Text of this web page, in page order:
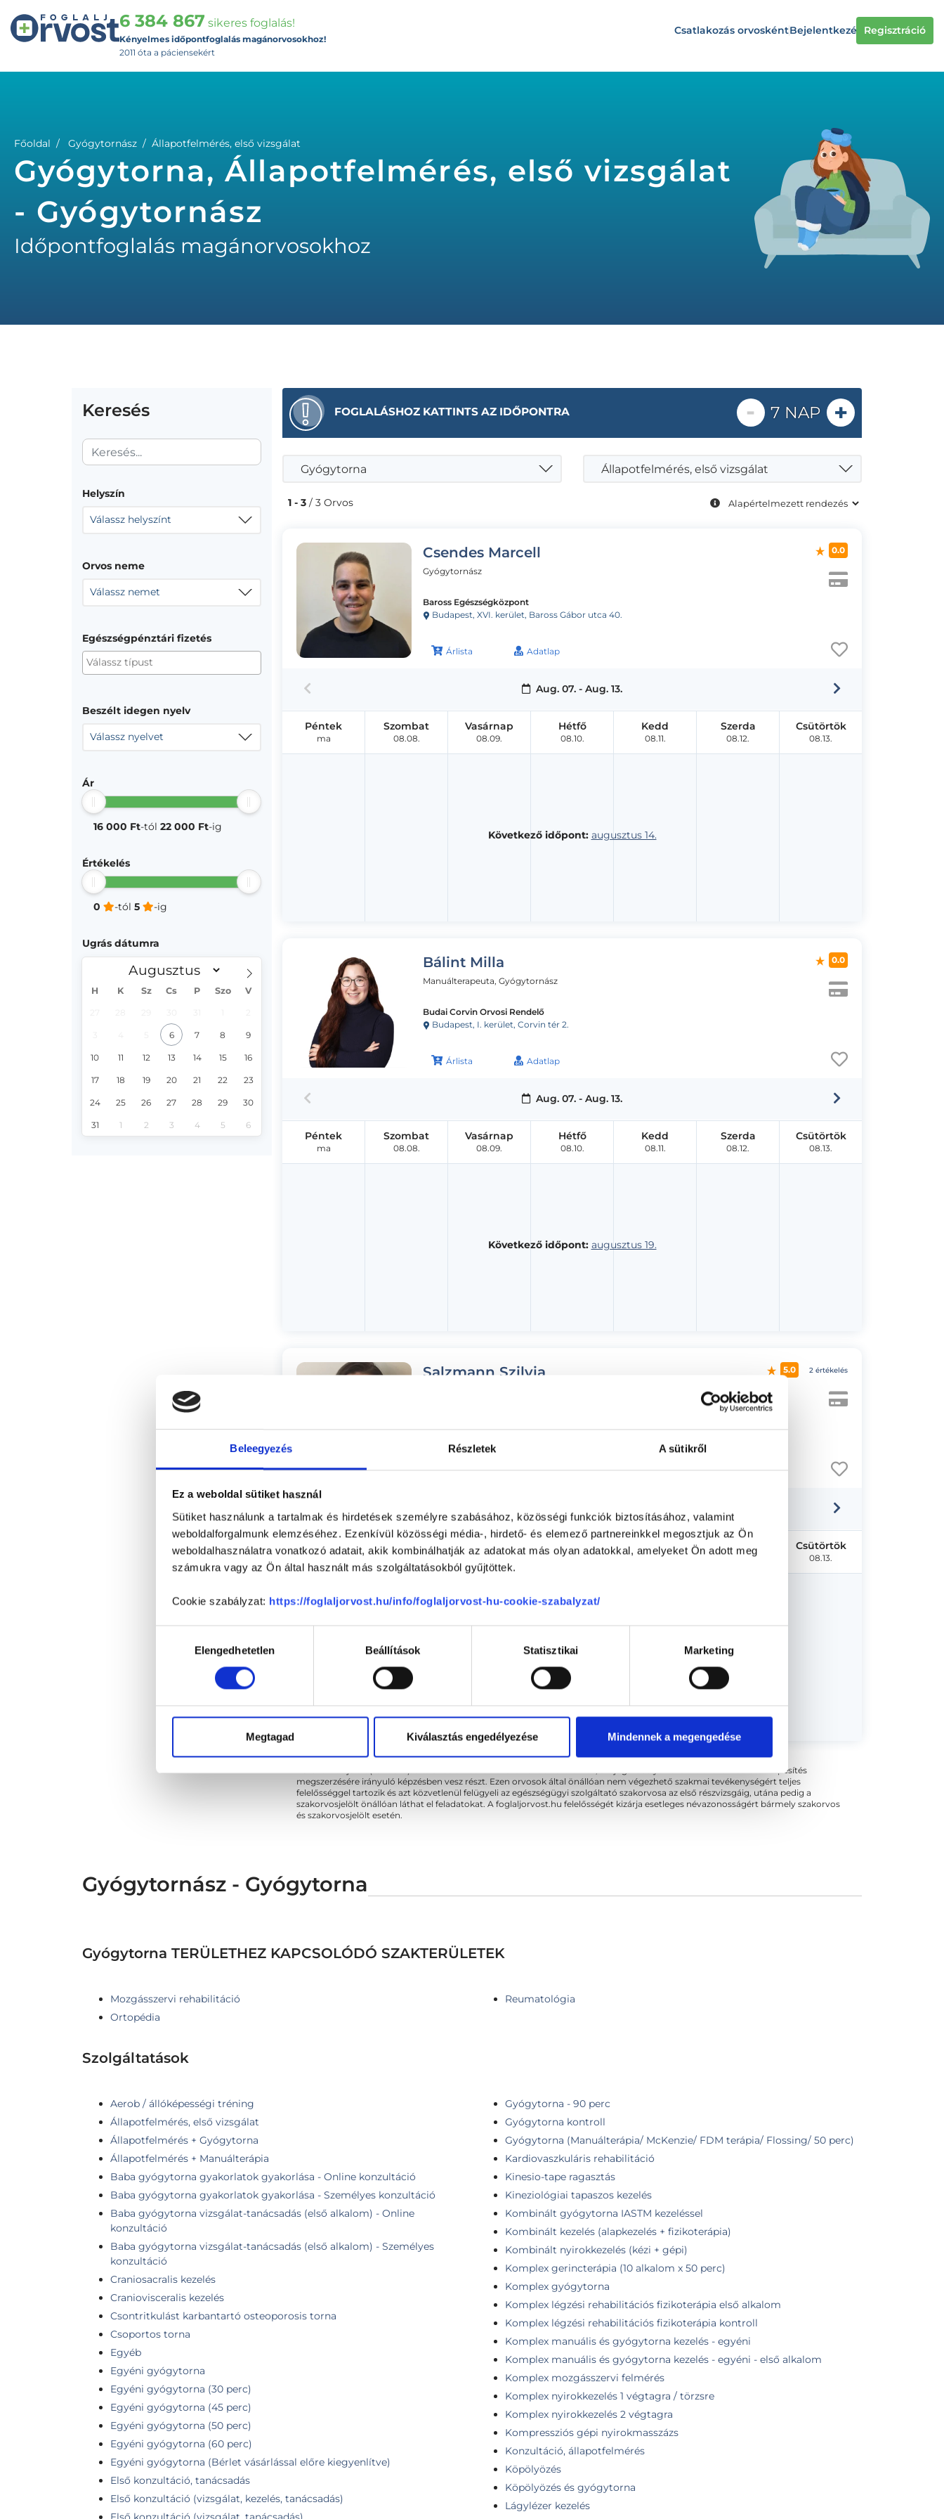
Beleegyezés Részletek A sütikről
Ez a weboldal sütiket használ
Sütiket használunk a tartalmak és hirdetések személyre szabásához, közösségi funkciók biztosításához, valamint
weboldalforgalmunk elemzéséhez. Ezenkívül közösségi média-, hirdető- és elemező partnereinkkel megosztjuk az Ön
weboldalhasználatra vonatkozó adatait, akik kombinálhatják az adatokat más olyan adatokkal, amelyeket Ön adott meg
számukra vagy az Ön által használt más szolgáltatásokból gyűjtöttek.
Cookie szabályzat: https://foglaljorvost.hu/info/foglaljorvost-hu-cookie-szabalyzat/
kiválasztásaElengedhetetlen Beállítások Statisztikai Marketing
Megtagad Kiválasztás engedélyezése Mindennek a megengedése
6 384 867 sikeres foglalás!
Kényelmes időpontfoglalás magánorvosokhoz!
2011 óta a páciensekért
Csatlakozás orvoskéntBejelentkezés Regisztráció
Főoldal Gyógytornász Állapotfelmérés, első vizsgálat
Gyógytorna, Állapotfelmérés, első vizsgálat
- Gyógytornász
Időpontfoglalás magánorvosokhoz
Keresés
Helyszín
Válassz helyszínt
Orvos neme
Válassz nemet
Egészségpénztári fizetés
Beszélt idegen nyelv
Válassz nyelvet
Ár
16 000 Ft-tól 22 000 Ft-ig
Értékelés
0 -tól 5 -ig
Ugrás dátumra
H K Sz Cs P Szo V
6 7 8 9
10 11 12 13 14 15 16
17 18 19 20 21 22 23
24 25 26 27 28 29 30
31 1 2 3 4 5 6
FOGLALÁSHOZ KATTINTS AZ IDŐPONTRA - 7 NAP +
Gyógytorna Állapotfelmérés, első vizsgálat
1 - 3 / 3 Orvos
Csendes Marcell
Gyógytornász
Baross Egészségközpont
Budapest, XVI. kerület, Baross Gábor utca 40.
Árlista Adatlap
0.0
Aug. 07. - Aug. 13.
Következő időpont: augusztus 14.
Péntek
ma
Szombat
08.08.
Vasárnap
08.09.
Hétfő
08.10.
Kedd
08.11.
Szerda
08.12.
Csütörtök
08.13.
Bálint Milla
Manuálterapeuta, Gyógytornász
Budai Corvin Orvosi Rendelő
Budapest, I. kerület, Corvin tér 2.
Árlista Adatlap
0.0
Aug. 07. - Aug. 13.
Következő időpont: augusztus 19.
Péntek
ma
Szombat
08.08.
Vasárnap
08.09.
Hétfő
08.10.
Kedd
08.11.
Szerda
08.12.
Csütörtök
08.13.
Salzmann Szilvia
Árlista Adatlap
5.0 2 értékelés
Sajnáljuk, jelenleg nincs szabad időpont!
Péntek
ma
Szombat
08.08.
Vasárnap
08.09.
Hétfő
08.10.
Kedd
08.11.
Szerda
08.12.
Csütörtök
08.13.
* Szakorvos jelölt (rezidens): általános orvosi oklevéllel rendelkező orvos, aki jogszabályok szerinti szakorvosi szakképesítés
megszerzésére irányuló képzésben vesz részt. Ezen orvosok által önállóan nem végezhető szakmai tevékenységért teljes
felelősséggel tartozik és azt közvetlenül felügyeli az egészségügyi szolgáltató szakorvosa az első részvizsgáig, utána pedig a
szakorvosjelölt önállóan láthat el feladatokat. A foglaljorvost.hu felelősségét kizárja esetleges névazonosságért bármely szakorvos
és szakorvosjelölt esetén.
Gyógytornász - Gyógytorna
Gyógytorna TERÜLETHEZ KAPCSOLÓDÓ SZAKTERÜLETEK
Mozgásszervi rehabilitáció
Ortopédia
Reumatológia
Szolgáltatások
Aerob / állóképességi tréning
Állapotfelmérés, első vizsgálat
Állapotfelmérés + Gyógytorna
Állapotfelmérés + Manuálterápia
Baba gyógytorna gyakorlatok gyakorlása - Online konzultáció
Baba gyógytorna gyakorlatok gyakorlása - Személyes konzultáció
Baba gyógytorna vizsgálat-tanácsadás (első alkalom) - Online
konzultáció
Baba gyógytorna vizsgálat-tanácsadás (első alkalom) - Személyes
konzultáció
Craniosacralis kezelés
Craniovisceralis kezelés
Csontritkulást karbantartó osteoporosis torna
Csoportos torna
Egyéb
Egyéni gyógytorna
Egyéni gyógytorna (30 perc)
Egyéni gyógytorna (45 perc)
Egyéni gyógytorna (50 perc)
Egyéni gyógytorna (60 perc)
Egyéni gyógytorna (Bérlet vásárlással előre kiegyenlítve)
Első konzultáció, tanácsadás
Első konzultáció (vizsgálat, kezelés, tanácsadás)
Gyógytorna - 90 perc
Gyógytorna kontroll
Gyógytorna (Manuálterápia/ McKenzie/ FDM terápia/ Flossing/ 50 perc)
Kardiovaszkuláris rehabilitáció
Kinesio-tape ragasztás
Kineziológiai tapaszos kezelés
Kombinált gyógytorna IASTM kezeléssel
Kombinált kezelés (alapkezelés + fizikoterápia)
Kombinált nyirokkezelés (kézi + gépi)
Komplex gerincterápia (10 alkalom x 50 perc)
Komplex gyógytorna
Komplex légzési rehabilitációs fizikoterápia első alkalom
Komplex légzési rehabilitációs fizikoterápia kontroll
Komplex manuális és gyógytorna kezelés - egyéni
Komplex manuális és gyógytorna kezelés - egyéni - első alkalom
Komplex mozgásszervi felmérés
Komplex nyirokkezelés 1 végtagra / törzsre
Komplex nyirokkezelés 2 végtagra
Kompressziós gépi nyirokmasszázs
Konzultáció, állapotfelmérés
Köpölyözés
Köpölyözés és gyógytorna
Lágylézer kezelés